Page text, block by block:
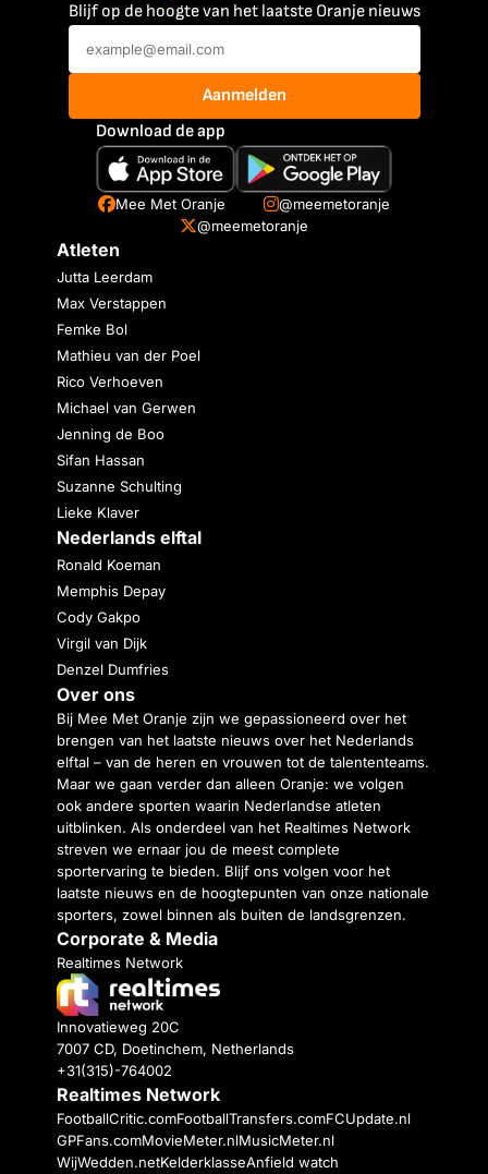
Blijf op de hoogte van het laatste Oranje nieuws
Aanmelden
Download de app
Mee Met Oranje
@meemetoranje
@meemetoranje
Atleten
Jutta Leerdam
Max Verstappen
Femke Bol
Mathieu van der Poel
Rico Verhoeven
Michael van Gerwen
Jenning de Boo
Sifan Hassan
Suzanne Schulting
Lieke Klaver
Nederlands elftal
Ronald Koeman
Memphis Depay
Cody Gakpo
Virgil van Dijk
Denzel Dumfries
Over ons
Bij Mee Met Oranje zijn we gepassioneerd over het
brengen van het laatste nieuws over het Nederlands
elftal – van de heren en vrouwen tot de talententeams.
Maar we gaan verder dan alleen Oranje: we volgen
ook andere sporten waarin Nederlandse atleten
uitblinken. Als onderdeel van het Realtimes Network
streven we ernaar jou de meest complete
sportervaring te bieden. Blijf ons volgen voor het
laatste nieuws en de hoogtepunten van onze nationale
sporters, zowel binnen als buiten de landsgrenzen.
Corporate & Media
Realtimes Network
Innovatieweg 20C
7007 CD, Doetinchem, Netherlands
+31(315)-764002
Realtimes Network
FootballCritic.comFootballTransfers.comFCUpdate.nl
GPFans.comMovieMeter.nlMusicMeter.nl
WijWedden.netKelderklasseAnfield watch